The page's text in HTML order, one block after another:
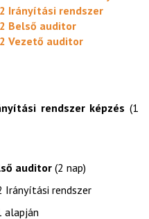
Irányítási rendszer
Belső auditor
Vezető auditor
rendszer képzés (1
auditor(2 nap)
Irányítási rendszer
alapján